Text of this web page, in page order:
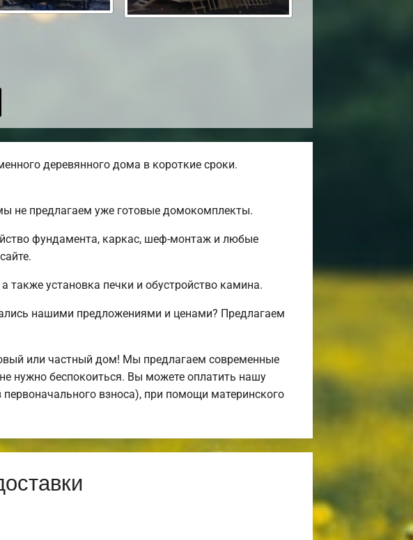
деревянного дома в короткие сроки.
не предлагаем уже готовые домокомплекты.
фундамента, каркас, шеф-монтаж и любые
также установка печки и обустройство камина.
нашими предложениями и ценами? Предлагаем
или частный дом! Мы предлагаем современные
нужно беспокоиться. Вы можете оплатить нашу
взноса), при помощи материнского